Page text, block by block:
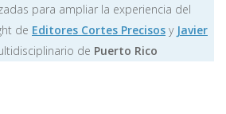
para ampliar la experiencia del
de Editores Cortes Precisos y Javier
de Puerto Rico